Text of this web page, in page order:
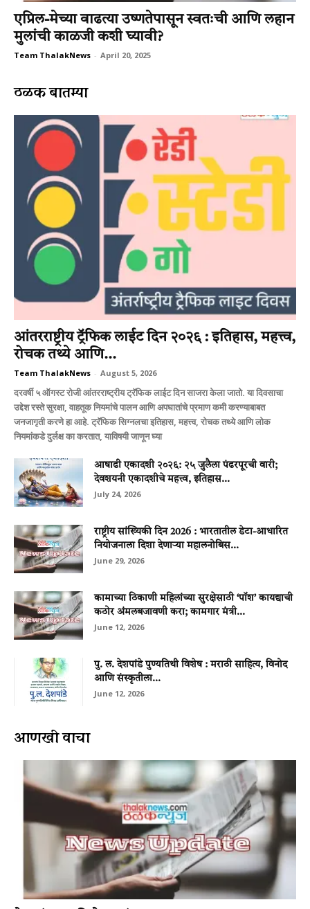
एप्रिल-मेच्या वाढत्या उष्णतेपासून स्वतःची आणि लहान
मुलांची काळजी कशी घ्यावी?
Team ThalakNews - April 20, 2025
ठळक बातम्या
आंतरराष्ट्रीय ट्रॅफिक लाईट दिन २०२६ : इतिहास, महत्त्व,
रोचक तथ्ये आणि...
Team ThalakNews - August 5, 2026
दरवर्षी ५ ऑगस्ट रोजी आंतरराष्ट्रीय ट्रॅफिक लाईट दिन साजरा केला जातो. या दिवसाचा
उद्देश रस्ते सुरक्षा, वाहतूक नियमांचे पालन आणि अपघातांचे प्रमाण कमी करण्याबाबत
जनजागृती करणे हा आहे. ट्रॅफिक सिग्नलचा इतिहास, महत्त्व, रोचक तथ्ये आणि लोक
नियमांकडे दुर्लक्ष का करतात, याविषयी जाणून घ्या
आषाढी एकादशी २०२६: २५ जुलैला पंढरपूरची वारी;
देवशयनी एकादशीचे महत्त्व, इतिहास...
July 24, 2026
राष्ट्रीय सांख्यिकी दिन 2026 : भारतातील डेटा-आधारित
नियोजनाला दिशा देणाऱ्या महालनोबिस...
June 29, 2026
कामाच्या ठिकाणी महिलांच्या सुरक्षेसाठी ‘पॉश’ कायद्याची
कठोर अंमलबजावणी करा; कामगार मंत्री...
June 12, 2026
पु. ल. देशपांडे पुण्यतिथी विशेष : मराठी साहित्य, विनोद
आणि संस्कृतीला...
June 12, 2026
आणखी वाचा